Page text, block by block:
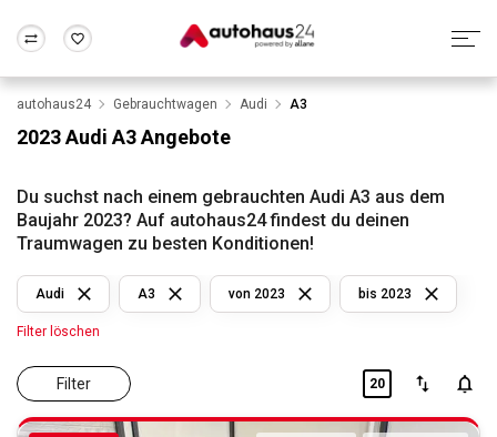
Wir bewerten dein Auto
Alle Fragen & Antworten
Rund um die Inzahlungnahme
Frankfurt Wuppertal
autohaus24 Gebrauchtwagen Audi A3
2023 Audi A3 Angebote
Du suchst nach einem gebrauchten Audi A3 aus dem
Baujahr 2023? Auf autohaus24 findest du deinen
Traumwagen zu besten Konditionen!
Filter
Audi A3 von 2023 bis 2023
Filter löschen
20